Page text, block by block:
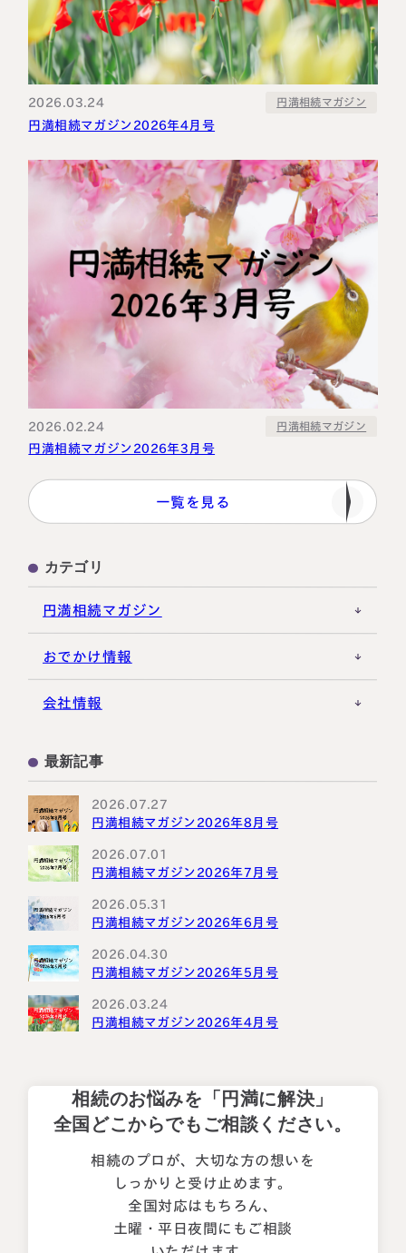
2026.03.24 円満相続マガジン
円満相続マガジン2026年4月号
2026.02.24 円満相続マガジン
円満相続マガジン2026年3月号
一覧を見る
カテゴリ
円満相続マガジン
おでかけ情報
会社情報
最新記事
2026.07.27
円満相続マガジン2026年8月号
2026.07.01
円満相続マガジン2026年7月号
2026.05.31
円満相続マガジン2026年6月号
2026.04.30
円満相続マガジン2026年5月号
2026.03.24
円満相続マガジン2026年4月号
相続のお悩みを「円満に解決」
全国どこからでもご相談ください。
相続のプロが、大切な方の想いを
しっかりと受け止めます。
全国対応はもちろん、
土曜・平日夜間にもご相談